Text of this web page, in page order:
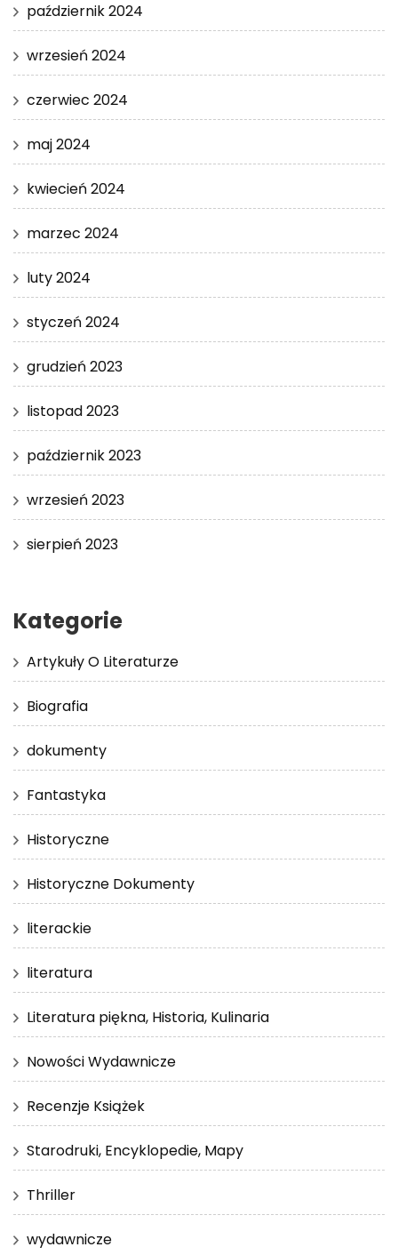
październik 2024
wrzesień 2024
czerwiec 2024
maj 2024
kwiecień 2024
marzec 2024
luty 2024
styczeń 2024
grudzień 2023
listopad 2023
październik 2023
wrzesień 2023
sierpień 2023
Kategorie
Artykuły O Literaturze
Biografia
dokumenty
Fantastyka
Historyczne
Historyczne Dokumenty
literackie
literatura
Literatura piękna, Historia, Kulinaria
Nowości Wydawnicze
Recenzje Książek
Starodruki, Encyklopedie, Mapy
Thriller
wydawnicze